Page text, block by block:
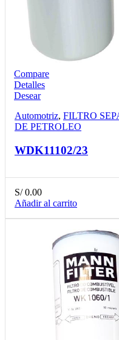
Compare
Detalles
Desear
Automotriz, FILTRO
DE PETROLEO
WDK11102/23
S/0.00
Añadir al carrito